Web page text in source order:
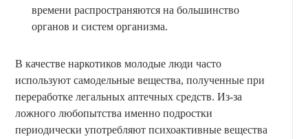
времени распространяются на большинство
органов и систем организма.
В качестве наркотиков молодые люди часто
используют самодельные вещества, полученные при
переработке легальных аптечных средств. Из-за
ложного любопытства именно подростки
периодически употребляют психоактивные вещества